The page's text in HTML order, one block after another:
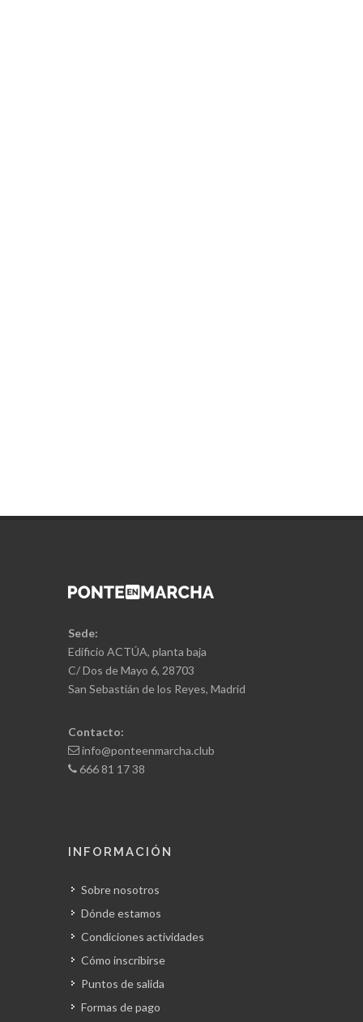
Sede:
Edificio ACTÚA, planta baja
C/ Dos de Mayo 6, 28703
San Sebastián de los Reyes, Madrid
Contacto:
info@ponteenmarcha.club
666 81 17 38
INFORMACIÓN
Sobre nosotros
Dónde estamos
Condiciones actividades
Cómo inscribirse
Puntos de salida
Formas de pago